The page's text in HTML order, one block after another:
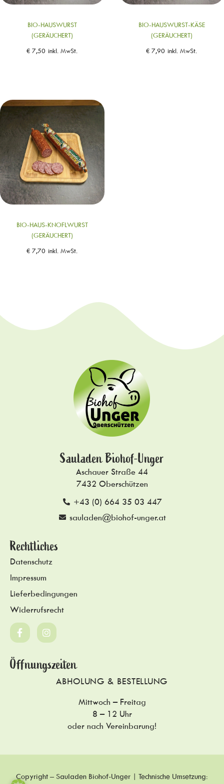
BIO-HAUSWURST
(GERÄUCHERT)
€ 7,50 inkl. MwSt.
BIO-HAUSWURST-KÄSE
(GERÄUCHERT)
€ 7,90 inkl. MwSt.
BIO-HAUS-KNOFLWURST
(GERÄUCHERT)
€ 7,70 inkl. MwSt.
Sauladen Biohof-Unger
Aschauer Straße 44
7432 Oberschützen
+43 (0) 664 35 03 447
sauladen@biohof-unger.at
Rechtliches
Datenschutz
Impressum
Lieferbedingungen
Widerrufsrecht
Öffnungszeiten
ABHOLUNG & BESTELLUNG
Mittwoch – Freitag
8 – 12 Uhr
oder nach Vereinbarung!
Copyright – Sauladen Biohof-Unger | Technische Umsetzung: